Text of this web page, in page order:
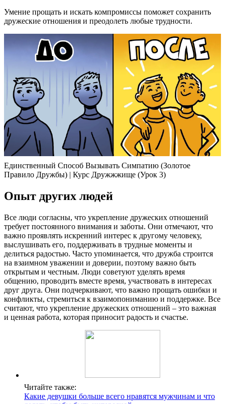
Умение прощать и искать компромиссы поможет сохранить
дружеские отношения и преодолеть любые трудности.
Единственный Способ Вызывать Симпатию (Золотое
Правило Дружбы) | Курс Дружжжище (Урок 3)
Опыт других людей
Все люди согласны, что укрепление дружеских отношений
требует постоянного внимания и заботы. Они отмечают, что
важно проявлять искренний интерес к другому человеку,
выслушивать его, поддерживать в трудные моменты и
делиться радостью. Часто упоминается, что дружба строится
на взаимном уважении и доверии, поэтому важно быть
открытым и честным. Люди советуют уделять время
общению, проводить вместе время, участвовать в интересах
друг друга. Они подчеркивают, что важно прощать ошибки и
конфликты, стремиться к взаимопониманию и поддержке. Все
считают, что укрепление дружеских отношений – это важная
и ценная работа, которая приносит радость и счастье.
Читайте также:
Какие девушки больше всего нравятся мужчинам и что